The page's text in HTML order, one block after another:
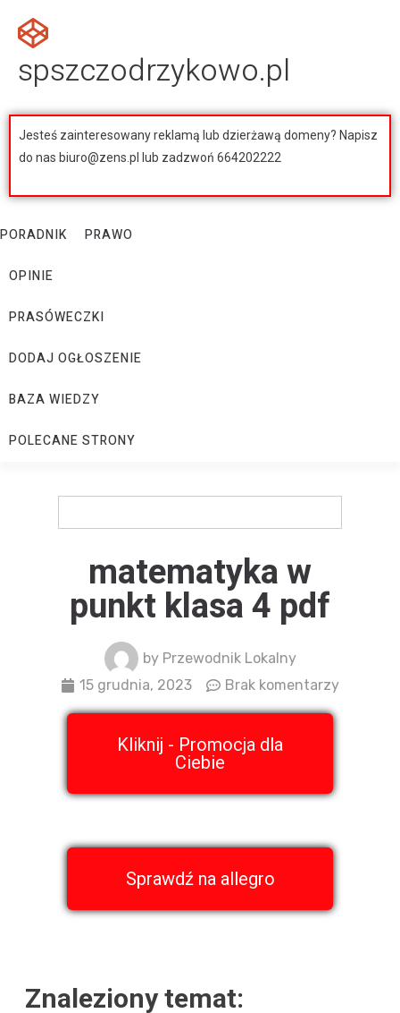
spszczodrzykowo.pl
Jesteś zainteresowany reklamą lub dzierżawą domeny? Napisz
do nas biuro@zens.pl lub zadzwoń 664202222
PORADNIK PRAWO
OPINIE
PRASÓWECZKI
DODAJ OGŁOSZENIE
BAZA WIEDZY
POLECANE STRONY
matematyka w
punkt klasa 4 pdf
byPrzewodnik Lokalny
15 grudnia, 2023
Brak komentarzy
Kliknij - Promocja dla
Ciebie
Sprawdź na allegro
Znaleziony temat: